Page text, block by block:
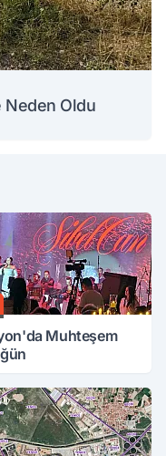
Neden Oldu
Muhteşem